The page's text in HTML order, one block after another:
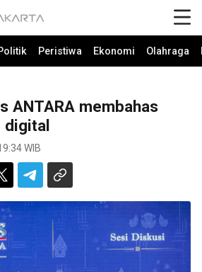
Peristiwa Ekonomi Olahraga
ANTARA membahas
digital
WIB